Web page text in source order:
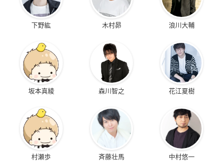
下野紘 木村昴 浪川大輔
坂本真綾 森川智之 花江夏樹
村瀬歩 斉藤壮馬 中村悠一